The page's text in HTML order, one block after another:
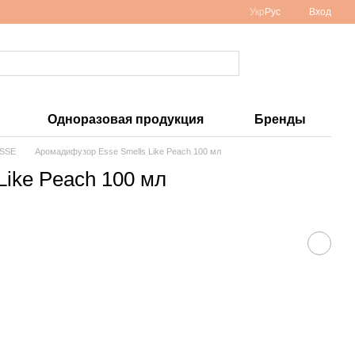
Укр Рус Вход
Одноразовая продукция Бренды
Аромадифузор Esse Smells Like Peach 100 мл
Peach 100 мл